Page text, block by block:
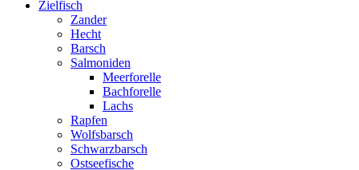
Zielfisch
Zander
Hecht
Barsch
Salmoniden
Meerforelle
Bachforelle
Lachs
Rapfen
Wolfsbarsch
Schwarzbarsch
Ostseefische